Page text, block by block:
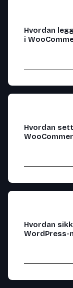
Hvordan
i
Hvordan
Hvordan
WordPress-